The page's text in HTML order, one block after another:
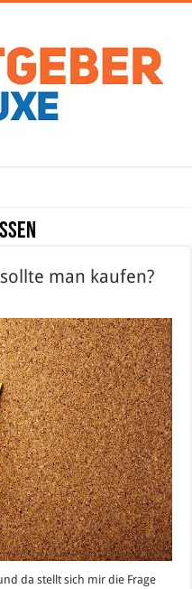
man kaufen?
da stellt sich mir die Frage